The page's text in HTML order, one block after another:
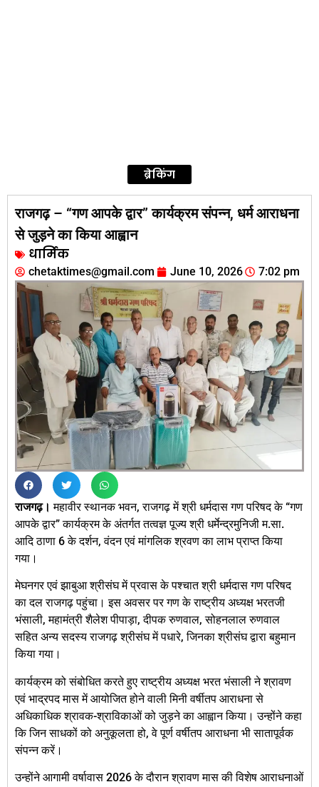
ब्रेकिंग
राजगढ़ – “गण आपके द्वार” कार्यक्रम संपन्न, धर्म आराधना
से जुड़ने का किया आह्वान
धार्मिक
chetaktimes@gmail.com June 10, 2026 7:02 pm
राजगढ़।महावीर स्थानक भवन, राजगढ़ में श्री धर्मदास गण परिषद के “गण
आपके द्वार” कार्यक्रम के अंतर्गत तत्वज्ञ पूज्य श्री धर्मेन्द्रमुनिजी म.सा.
आदि ठाणा 6 के दर्शन, वंदन एवं मांगलिक श्रवण का लाभ प्राप्त किया
गया।
मेघनगर एवं झाबुआ श्रीसंघ में प्रवास के पश्चात श्री धर्मदास गण परिषद
का दल राजगढ़ पहुंचा। इस अवसर पर गण के राष्ट्रीय अध्यक्ष भरतजी
भंसाली, महामंत्री शैलेश पीपाड़ा, दीपक रुणवाल, सोहनलाल रुणवाल
सहित अन्य सदस्य राजगढ़ श्रीसंघ में पधारे, जिनका श्रीसंघ द्वारा बहुमान
किया गया।
कार्यक्रम को संबोधित करते हुए राष्ट्रीय अध्यक्ष भरत भंसाली ने श्रावण
एवं भाद्रपद मास में आयोजित होने वाली मिनी वर्षीतप आराधना से
अधिकाधिक श्रावक-श्राविकाओं को जुड़ने का आह्वान किया। उन्होंने कहा
कि जिन साधकों को अनुकूलता हो, वे पूर्ण वर्षीतप आराधना भी सातापूर्वक
संपन्न करें।
उन्होंने आगामी वर्षावास 2026 के दौरान श्रावण मास की विशेष आराधनाओं